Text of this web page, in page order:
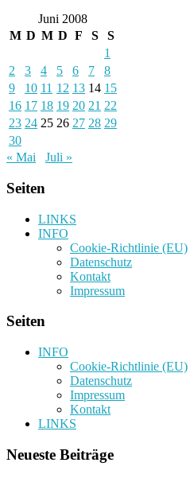
Juni 2008
M D M D F S
S
1
2
3 4 5 6 7
8
9
10 11 12 13 14 15
16 17 18 19 20 21 22
23 24 25 26 27 28 29
30
« Mai
Juli »
Seiten
LINKS
INFO
Cookie-Richtlinie (EU)
Datenschutz
Kontakt
Impressum
Seiten
INFO
Cookie-Richtlinie (EU)
Datenschutz
Impressum
Kontakt
LINKS
Neueste Beiträge